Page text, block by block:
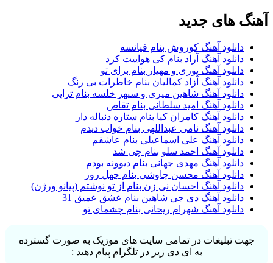
آهنگ های جدید
دانلود آهنگ کوروش بنام فیانسه
دانلود آهنگ آراد بنام کی هواییت کرد
دانلود آهنگ پوری و مهیار بنام برای تو
دانلود آهنگ آزاد کمالیان بنام خاطرات بی رنگ
دانلود آهنگ شاهین میری و سپهر خلسه بنام تراپی
دانلود آهنگ امید سلطانی بنام تقاص
دانلود آهنگ کامران کیا بنام ستاره دنباله دار
دانلود آهنگ نامی عبداللهی بنام خواب دیدم
دانلود آهنگ علی اسماعیلی بنام عاشقم
دانلود آهنگ احمد سلو بنام چی شد
دانلود آهنگ مهدی جهانی بنام دیوونه بودم
دانلود آهنگ محسن چاوشی بنام چهل روز
دانلود آهنگ احسان نی زن بنام از تو نوشتم (پیانو ورژن)
دانلود آهنگ دی جی شاهین بنام عشق عمیق 31
دانلود آهنگ شهرام ریحانی بنام چشمای تو
جهت تبلیغات در تمامی سایت های موزیک به صورت گسترده
به ای دی زیر در تلگرام پیام دهید :